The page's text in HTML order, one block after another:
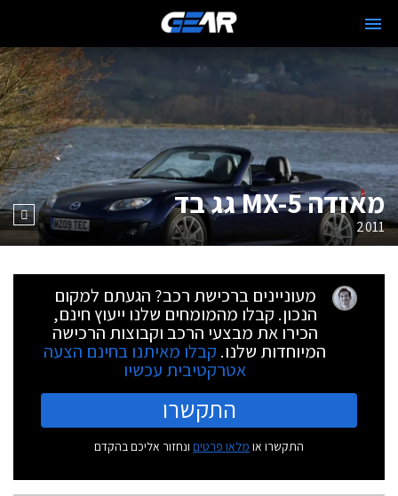
מאזדה MX-5 גג בד
2011
מעוניינים ברכישת רכב? הגעתם למקום
הנכון. קבלו מהמומחים שלנו ייעוץ חינם,
הכירו את מבצעי הרכב וקבוצות הרכישה
המיוחדות שלנו. קבלו מאיתנו בחינם הצעה
אטרקטיבית עכשיו
התקשרו
התקשרו או מלאו פרטים ונחזור אליכם בהקדם